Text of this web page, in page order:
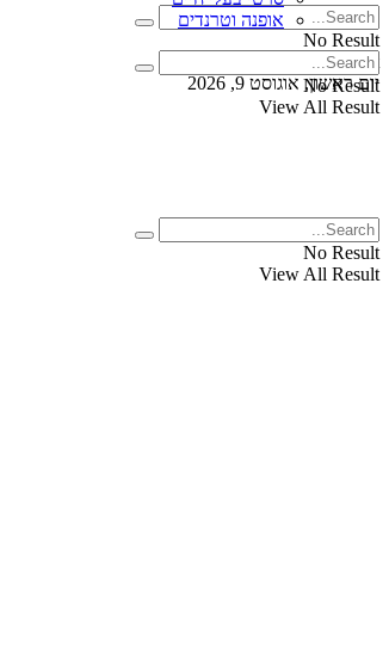
No Result
View All Result
יום ראשון, אוגוסט 9, 2026
אופנה וטרנדים
No Result
View All Result
No Result
View All Result